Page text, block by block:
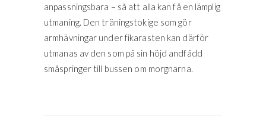
anpassningsbara – så att alla kan få en lämplig
utmaning. Den träningstokige som gör
armhävningar under fikarasten kan därför
utmanas av den som på sin höjd andfådd
småspringer till bussen om morgnarna.